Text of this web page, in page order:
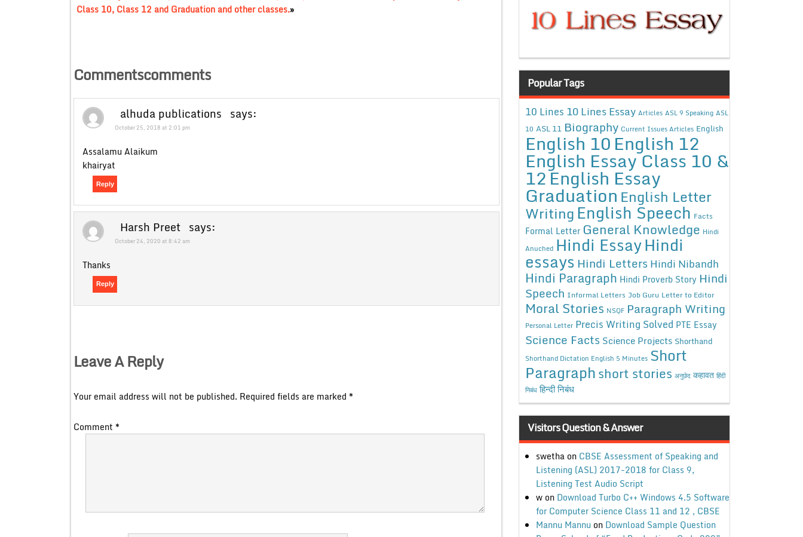
Class 10, Class 12 and Graduation and other classes.»
Commentscomments
alhuda publications says:
October 25, 2018 at 2:01 pm
Assalamu Alaikum
khairyat
Reply
Harsh Preet says:
October 24, 2020 at 8:42 am
Thanks
Reply
Leave A Reply
Your email address will not be published. Required fields are marked *
Comment *
Popular Tags
10 Lines 10 Lines Essay Articles ASL 9 Speaking ASL
10 ASL 11 Biography Current Issues Articles English
English 10English 12
English Essay Class 10 &
12English Essay
Graduation English Letter
WritingEnglish Speech Facts
Formal Letter General Knowledge Hindi
Anuched Hindi EssayHindi
essays Hindi Letters Hindi Nibandh
Hindi Paragraph Hindi Proverb Story Hindi
Speech Informal Letters Job Guru Letter to Editor
Moral Stories NSQF Paragraph Writing
Personal Letter Precis Writing Solved PTE Essay
Science Facts Science Projects Shorthand
Shorthand Dictation English 5 Minutes Short
Paragraphshort stories अनुछेद कहावत हिंदी
निबंध हिन्दी निबंध
Visitors Question & Answer
swethaon CBSE Assessment of Speaking and
Listening (ASL) 2017-2018 for Class 9,
Listening Test Audio Script
won Download Turbo C++ Windows 4.5 Software
for Computer Science Class 11 and 12 , CBSE
Mannu Mannu on Download Sample Question